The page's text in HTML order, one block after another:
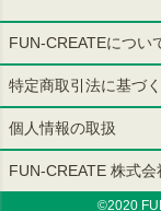
FUN-CREATEについ
特定商取引法に基づ
個人情報の取扱
FUN-CREATE 株式
©2020